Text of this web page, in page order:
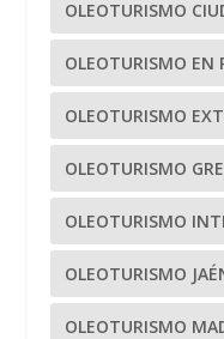
OLEOTURISMO
OLEOTURISMO EN
OLEOTURISMO
OLEOTURISMO
OLEOTURISMO
OLEOTURISMO
OLEOTURISMO